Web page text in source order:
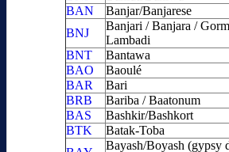
BAN
Banjar/Banjarese
BNJ
Banjari / Banjara /
Lambadi
BNT
Bantawa
BAO
Baoulé
BAR
Bari
BRB
Bariba / Baatonum
BAS
Bashkir/Bashkort
BTK
Batak-Toba
Bayash/Boyash (gypsy